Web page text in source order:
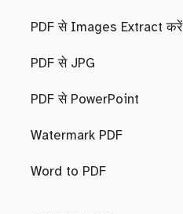
PDF से Images Extract करें
PDF से JPG
PDF से PowerPoint
Watermark PDF
Word to PDF